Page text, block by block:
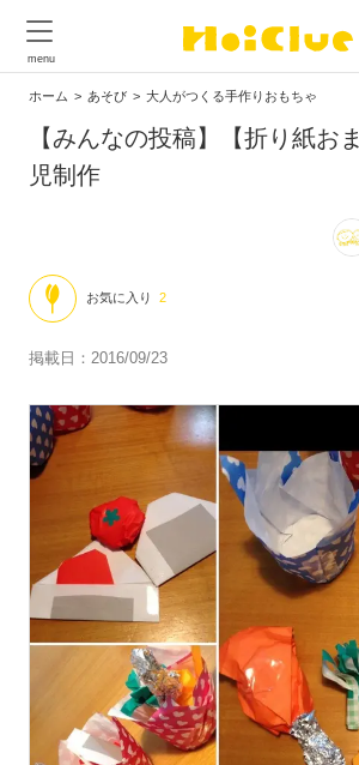
ホーム あそび 大人がつくる手作りおもちゃ
【みんなの投稿】【折り紙お
児制作
お気に入り 2
掲載日：2016/09/23